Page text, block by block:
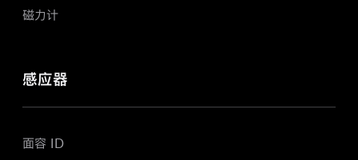
磁力计
感应器
面容 ID